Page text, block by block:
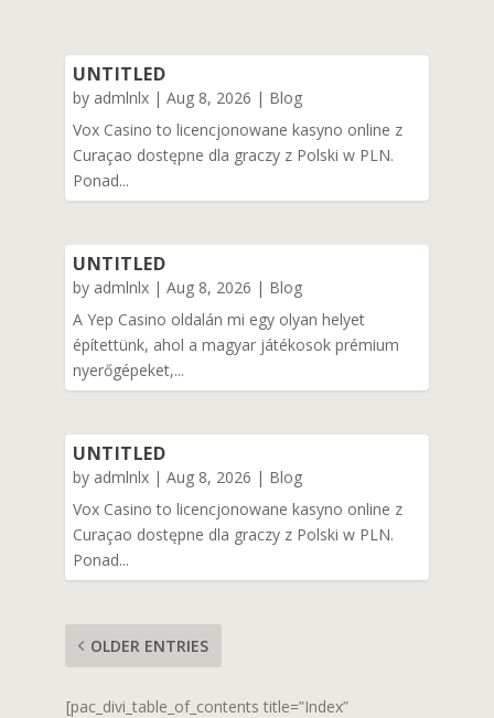
UNTITLED
by admlnlx |Aug 8, 2026 | Blog
Vox Casino to licencjonowane kasyno online z
Curaçao dostępne dla graczy z Polski w PLN.
Ponad...
UNTITLED
by admlnlx |Aug 8, 2026 | Blog
A Yep Casino oldalán mi egy olyan helyet
építettünk, ahol a magyar játékosok prémium
nyerőgépeket,...
UNTITLED
by admlnlx |Aug 8, 2026 | Blog
Vox Casino to licencjonowane kasyno online z
Curaçao dostępne dla graczy z Polski w PLN.
Ponad...
OLDER ENTRIES
[pac_divi_table_of_contents title=”Index”